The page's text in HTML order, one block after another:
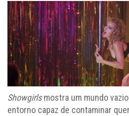
Showgirlsmostra um mundo
entorno capaz de contaminar